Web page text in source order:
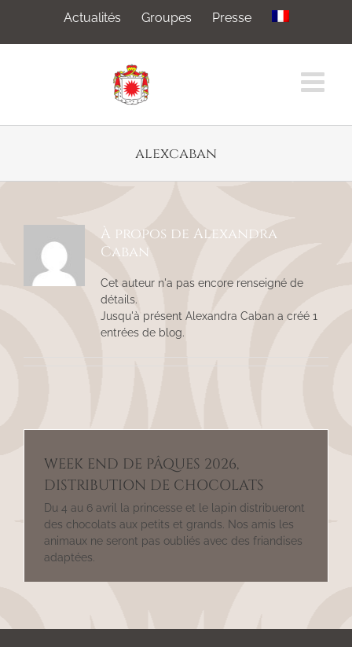
Actualités Groupes Presse
alexcaban
À propos de Alexandra
Caban
Cet auteur n'a pas encore renseigné de
détails.
Jusqu'à présent Alexandra Caban a créé 1
entrées de blog.
WEEK END DE PÂQUES 2026,
DISTRIBUTION DE CHOCOLATS
Du 4 au 6 avril la princesse et le lapin distribueront
des chocolats aux petits et grands. Nos amis les
animaux ne seront pas oubliés avec des friandises
adaptées.